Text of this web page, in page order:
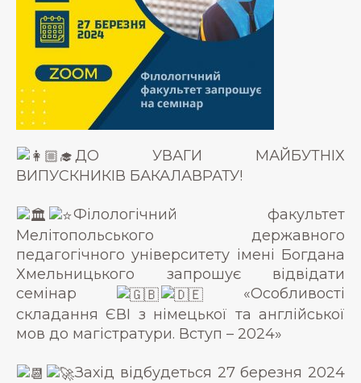
ДО УВАГИ МАЙБУТНІХ
ВИПУСКНИКІВ БАКАЛАВРАТУ!
Філологічний факультет
Мелітопольського державного
педагогічного університету імені Богдана
Хмельницького запрошує відвідати
семінар
«Особливості
складання ЄВІ з німецької та англійської
мов до магістратури. Вступ – 2024»
Захід відбудеться 27 березня 2024